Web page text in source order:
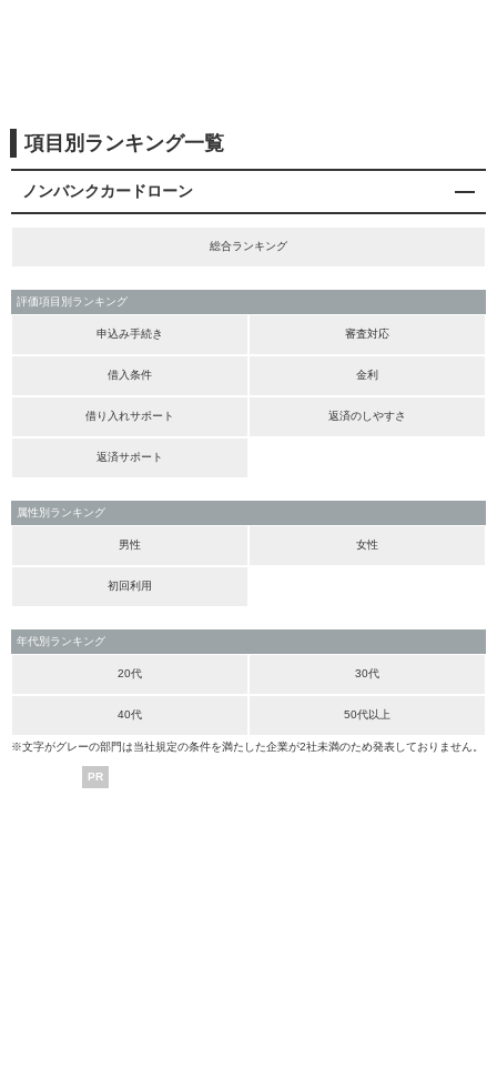
項目別ランキング一覧
ノンバンクカードローン
総合ランキング
評価項目別ランキング
申込み手続き 審査対応
借入条件 金利
借り入れサポート 返済のしやすさ
返済サポート
属性別ランキング
男性 女性
初回利用
年代別ランキング
20代 30代
40代 50代以上
※文字がグレーの部門は当社規定の条件を満たした企業が2社未満のため発表しておりません。
PR